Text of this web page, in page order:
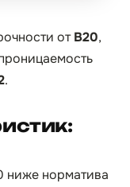
отB20,
.
ниже норматива